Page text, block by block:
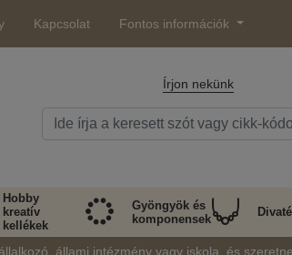
Kapcsolat Fontos információk
Írjon nekünk
Hobby
kreatív
kellékek
Gyöngyök és
komponensek
állami intézmény vagy iskola, és